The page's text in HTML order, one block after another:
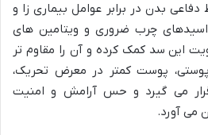
بدن در برابر عوامل بیماری زا و
چرب ضروری و ویتامین های
این سد کمک کرده و آن را مقاوم تر
پوست کمتر در معرض تحریک،
می گیرد و حس آرامش و امنیت
می آورد.